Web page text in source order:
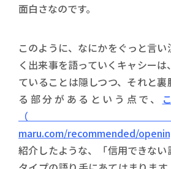
面白さなのです。
このように、なにかをぐっと言
く出来事を語っていくキャシー
ていることは隠しつつ、それと
る部分があるという点で、
（https://
maru.com/recommended/
紹介したような、「信用できない